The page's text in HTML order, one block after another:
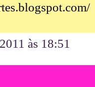
às 18:51